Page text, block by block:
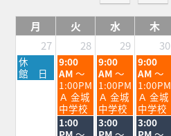
月 火 水 木
27
28 29 30
月
曜
日,
休
館 日
火
曜
日,
7
月
28th
2026
9:00
AM ～
1:00PM
Ａ 金城
中学校
水
曜
日,
7
月
29th
2026
9:00
AM ～
1:00PM
Ａ 金城
中学校
木
曜
日,
7
月
30th
2026
9:00
AM ～
1:00PM
Ａ 金城
中学校
火
曜
1:00
水
曜
3:00
木
曜
3:00